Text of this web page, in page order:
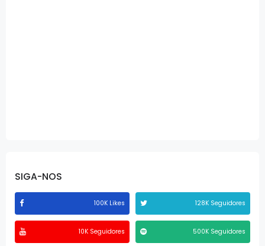
SIGA-NOS
100K Likes 128K Seguidores
10K Seguidores 500K Seguidores